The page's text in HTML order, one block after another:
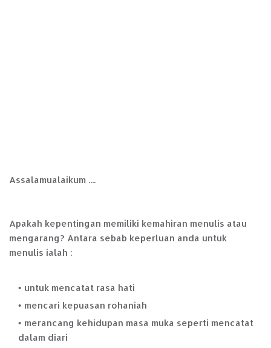
Assalamualaikum ....
Apakah kepentingan memiliki kemahiran menulis atau
mengarang? Antara sebab keperluan anda untuk
menulis ialah :
untuk mencatat rasa hati
mencari kepuasan rohaniah
merancang kehidupan masa muka seperti mencatat
dalam diari